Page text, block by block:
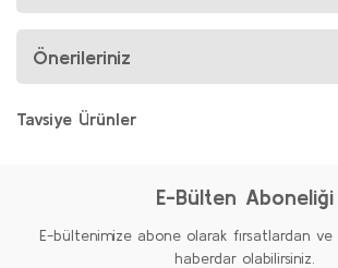
Önerileriniz
Tavsiye Ürünler
E-Bülten Aboneliği
E-bültenimize abone olarak fırsatlardan ve
haberdar olabilirsiniz.